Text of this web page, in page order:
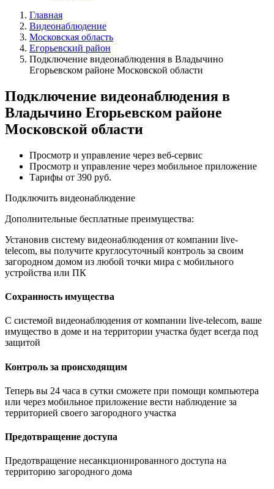
Главная
Видеонаблюдение
Московская область
Егорьевский район
Подключение видеонаблюдения в Владычино
Егорьевском районе Московской области
Подключение видеонаблюдения в
Владычино Егорьевском районе
Московской области
Просмотр и управление через веб-сервис
Просмотр и управление через мобильное приложение
Тарифы от 390 руб.
Подключить видеонаблюдение
Дополнительные бесплатные преимущества:
Установив систему видеонаблюдения от компании live-
telecom, вы получите круглосуточный контроль за своим
загородном домом из любой точки мира с мобильного
устройства или ПК
Сохранность имущества
С системой видеонаблюдения от компании live-telecom, ваше
имущество в доме и на территории участка будет всегда под
защитой
Контроль за происходящим
Теперь вы 24 часа в сутки сможете при помощи компьютера
или через мобильное приложение вести наблюдение за
территорией своего загородного участка
Предотвращение доступа
Предотвращение несанкционированного доступа на
территорию загородного дома